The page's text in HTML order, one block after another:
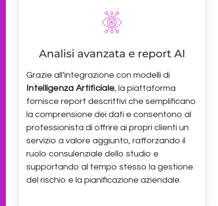
Analisi avanzata e report AI
Grazie all’integrazione con modelli di
Intelligenza Artificiale, la piattaforma
fornisce report descrittivi che semplificano
la comprensione dei dati e consentono al
professionista di offrire ai propri clienti un
servizio a valore aggiunto, rafforzando il
ruolo consulenziale dello studio e
supportando al tempo stesso la gestione
del rischio e la pianificazione aziendale.